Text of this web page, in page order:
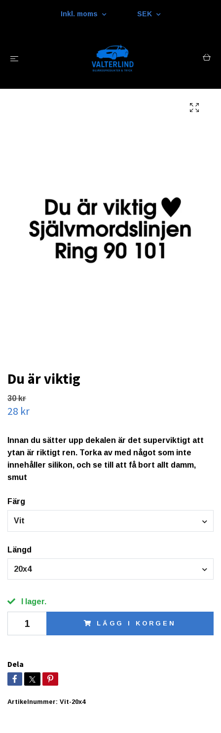
Inkl. moms SEK
Du är viktig
30 kr
28 kr
Innan du sätter upp dekalen är det superviktigt att
ytan är riktigt ren. Torka av med något som inte
innehåller silikon, och se till att få bort allt damm,
smut
Färg
Vit
Längd
20x4
I lager.
LÄGG I KORGEN
Dela
Artikelnummer: Vit-20x4